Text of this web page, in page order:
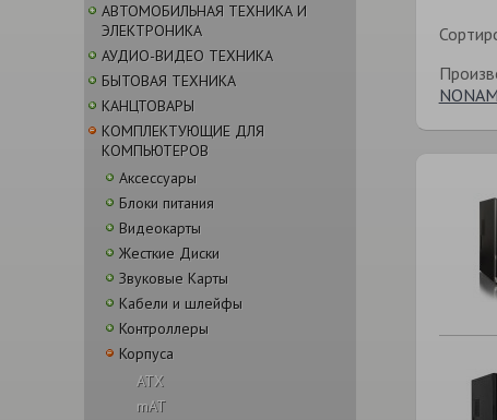
АВТОМОБИЛЬНАЯ ТЕХНИКА И
ЭЛЕКТРОНИКА
АУДИО-ВИДЕО ТЕХНИКА
БЫТОВАЯ ТЕХНИКА
КАНЦТОВАРЫ
КОМПЛЕКТУЮЩИЕ ДЛЯ
КОМПЬЮТЕРОВ
Аксессуары
Блоки питания
Видеокарты
Жесткие Диски
Звуковые Карты
Кабели и шлейфы
Контроллеры
Корпуса
ATX
mAT